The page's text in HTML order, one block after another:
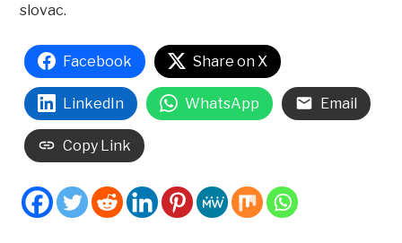
slovac.
Facebook Share on X
LinkedIn WhatsApp Email
Copy Link